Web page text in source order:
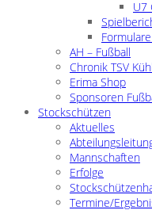
U7
AH – Fußball
Chronik TSV
Erima Shop
Sponsoren
Stockschützen
Aktuelles
Mannschaften
Erfolge
Termine/